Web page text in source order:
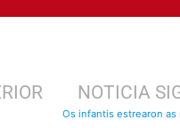
NOTICIA